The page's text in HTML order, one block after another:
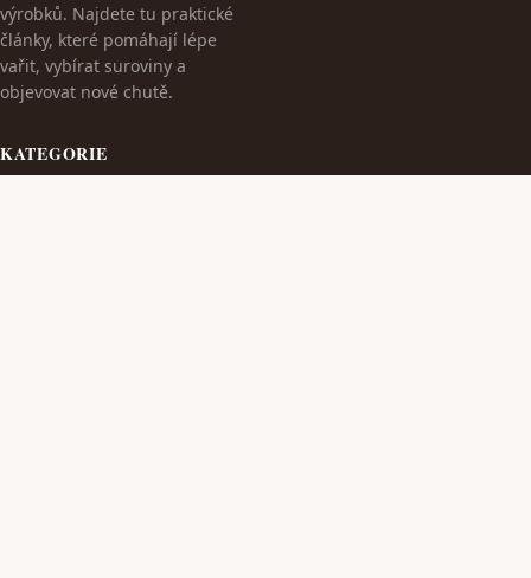
výrobků. Najdete tu praktické
články, které pomáhají lépe
vařit, vybírat suroviny a
objevovat nové chutě.
KATEGORIE